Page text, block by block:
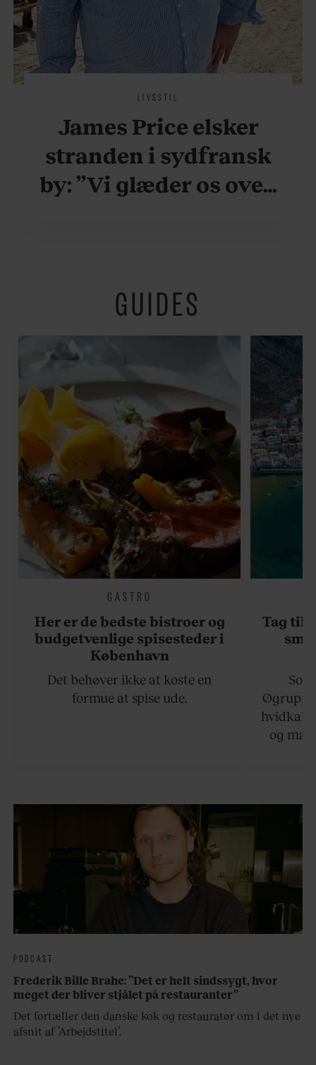
LIVSSTIL
James Price elsker
stranden i sydfransk
by: ”Vi glæder os over,
fredeligt”
GUIDES
GASTRO
Her er de bedste bistroer og
budgetvenlige spisesteder i
København
Det behøver ikke at koste en
formue at spise ude.
Tag til
og
PODCAST
Frederik Bille Brahe: ”Det er helt sindssygt, hvor
meget der bliver stjålet på restauranter”
Det fortæller den danske kok og restauratør om i det nye
afsnit af ’Arbejdstitel’.